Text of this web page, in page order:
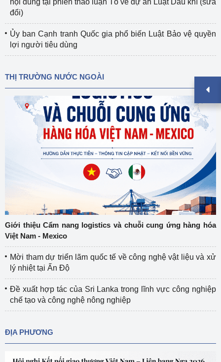
đổi)
Ủy ban Cạnh tranh Quốc gia phổ biến Luật Bảo vệ quyền
lợi người tiêu dùng
THỊ TRƯỜNG NƯỚC NGOÀI
Giới thiệu Cẩm nang logistics và chuỗi cung ứng hàng hóa
Việt Nam - Mexico
Mời tham dự triển lãm quốc tế về công nghệ vật liệu và xử
lý nhiệt tại Ấn Độ
Đề xuất hợp tác của Sri Lanka trong lĩnh vực công nghiệp
chế tạo và công nghệ nông nghiệp
ĐỊA PHƯƠNG